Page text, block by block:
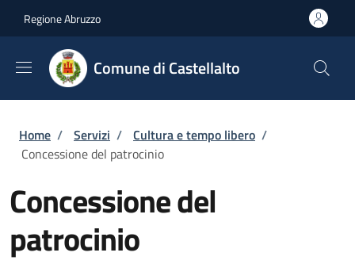
Regione Abruzzo
Comune di Castellalto
Briciole di pane
Home / Servizi / Cultura e tempo libero /
Concessione del patrocinio
Concessione del
patrocinio